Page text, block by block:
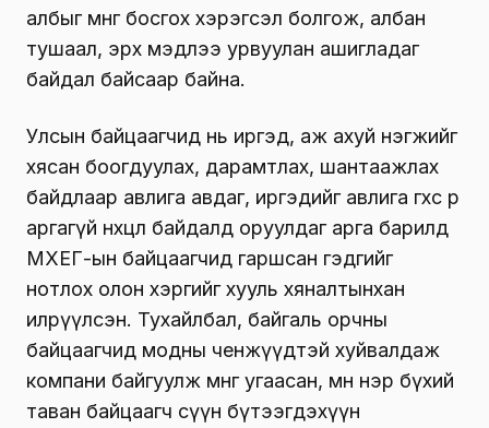
албыг мөнгө босгох хэрэгсэл болгож, албан
тушаал, эрх мэдлээ урвуулан ашигладаг
байдал байсаар байна.
Улсын байцаагчид нь иргэд, аж ахуй нэгжийг
хясан боогдуулах, дарамтлах, шантаажлах
байдлаар авлига авдаг, иргэдийг авлига өгөхөөс өөр
аргагүй нөхцөл байдалд оруулдаг арга барилд
МХЕГ-ын байцаагчид гаршсан гэдгийг
нотлох олон хэргийг хууль хяналтынхан
илрүүлсэн. Тухайлбал, байгаль орчны
байцаагчид модны ченжүүдтэй хуйвалдаж
компани байгуулж мөнгө угаасан, мөн нэр бүхий
таван байцаагч сүүн бүтээгдэхүүн